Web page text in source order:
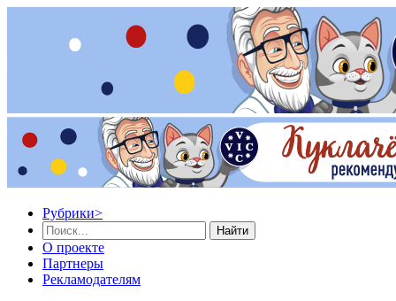
Рубрики>
Найти
О проекте
Партнеры
Рекламодателям